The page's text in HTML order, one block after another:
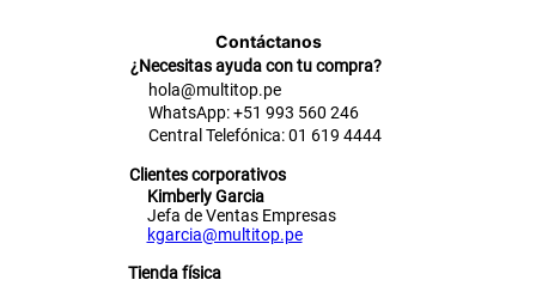
Contáctanos
¿Necesitas ayuda con tu compra?
hola@multitop.pe
WhatsApp: +51 993 560 246
Central Telefónica: 01 619 4444
Clientes corporativos
Kimberly Garcia
Jefa de Ventas Empresas
kgarcia@multitop.pe
Tienda física